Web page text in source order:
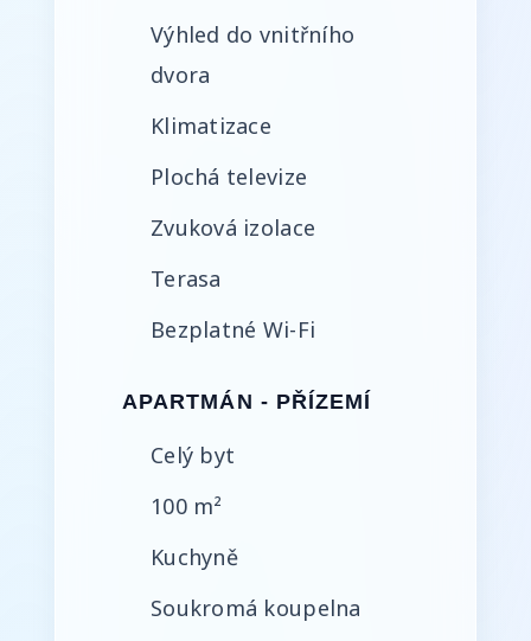
Výhled do vnitřního
dvora
Klimatizace
Plochá televize
Zvuková izolace
Terasa
Bezplatné Wi-Fi
APARTMÁN - PŘÍZEMÍ
Celý byt
100 m²
Kuchyně
Soukromá koupelna